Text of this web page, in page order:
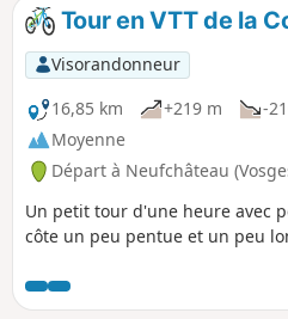
rudimentaire, face au vide, est
Tour en VTT de la
Visorandonneur
16,85 km
+219 m -
Moyenne
Départ à Neufchâteau
Un petit tour d'une heure avec
côte un peu pentue et un peu